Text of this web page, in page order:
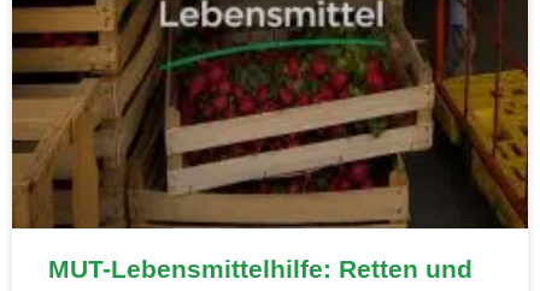
MUT-Lebensmittelhilfe: Retten und